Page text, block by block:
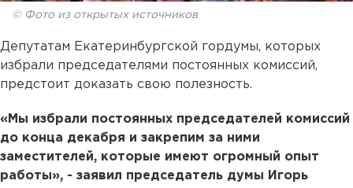
© Фото из открытых источников
Депутатам Екатеринбургской гордумы, которых
избрали председателями постоянных комиссий,
предстоит доказать свою полезность.
«Мы избрали постоянных председателей комиссий
до конца декабря и закрепим за ними
заместителей, которые имеют огромный опыт
работы», - заявил председатель думы Игорь